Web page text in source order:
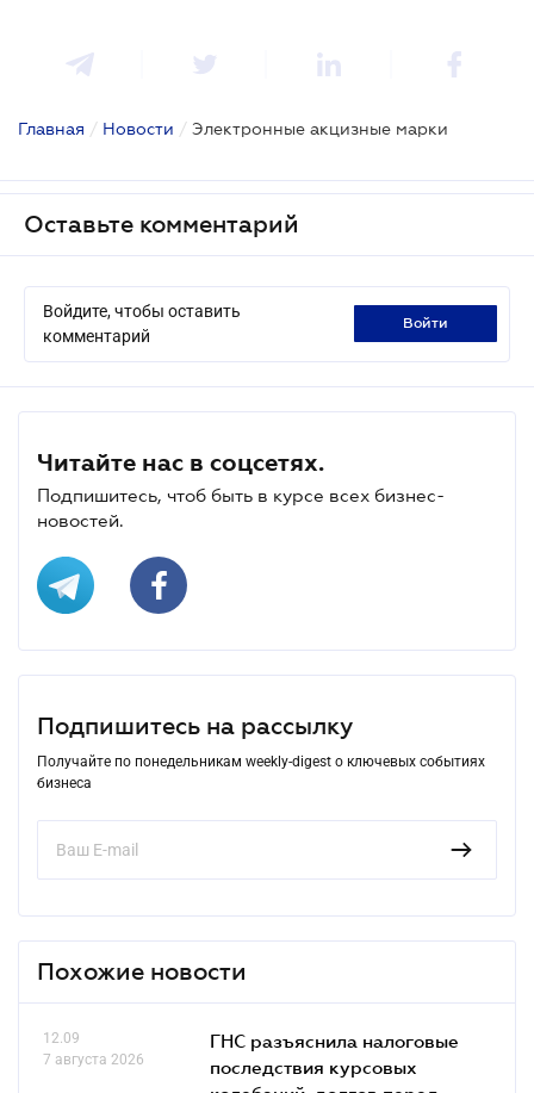
Главная / Новости / Электронные акцизные марки
Оставьте комментарий
Войдите, чтобы оставить
комментарий
войти
Читайте нас в соцсетях.
Подпишитесь, чтоб быть в курсе всех бизнес-
новостей.
Подпишитесь на рассылку
Получайте по понедельникам weekly-digest о ключевых событиях
бизнеса
Похожие новости
12.09
7 августа 2026
ГНС разъяснила налоговые
последствия курсовых